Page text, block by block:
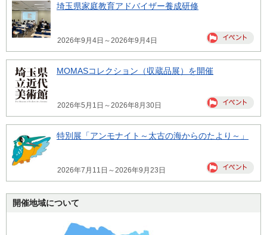
埼玉県家庭教育アドバイザー養成研修
2026年9月4日～2026年9月4日
MOMASコレクション（収蔵品展）を開催
2026年5月1日～2026年8月30日
特別展「アンモナイト～太古の海からのたより～」
2026年7月11日～2026年9月23日
開催地域について